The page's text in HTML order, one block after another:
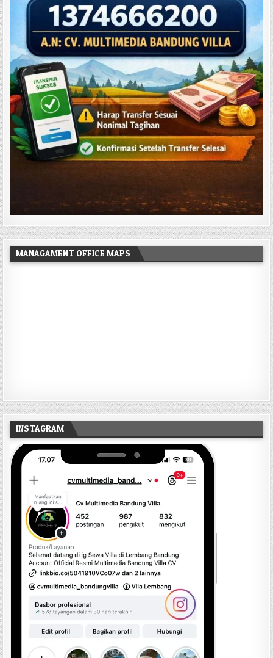
MANAGAMENT OFFICE MAPS
INSTAGRAM